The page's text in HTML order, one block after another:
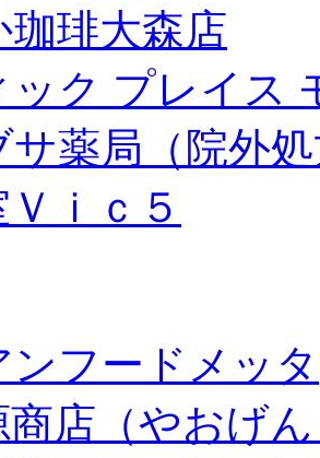
珈琲大森店
ック プレイス
サ薬局（院外
ｉｃ５
ンフードメッタ
商店（やおげ